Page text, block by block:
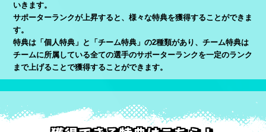
いきます。
サポーターランクが上昇すると、様々な特典を獲得することができま
す。
特典は「個人特典」と「チーム特典」の2種類があり、チーム特典は
チームに所属している全ての選手のサポーターランクを一定のランク
まで上げることで獲得することができます。